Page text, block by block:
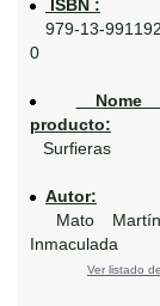
ISBN :
979-13-
0
Nome
producto:
Surfieras
Autor:
Mato
Inmaculada
Ver listado